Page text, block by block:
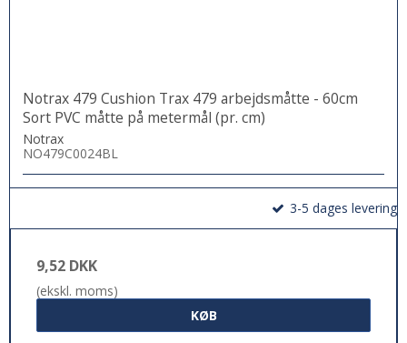
Notrax 479 Cushion Trax 479 arbejdsmåtte - 60cm
Sort PVC måtte på metermål (pr. cm)
Notrax
NO479C0024BL
3-5 dages levering
9,52 DKK
(ekskl. moms)
KØB